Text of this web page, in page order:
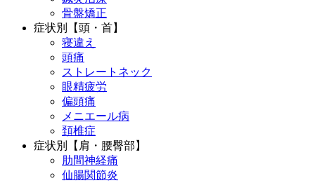
骨盤矯正
症状別【頭・首】
寝違え
頭痛
ストレートネック
眼精疲労
偏頭痛
メニエール病
頚椎症
症状別【肩・腰臀部】
肋間神経痛
仙腸関節炎